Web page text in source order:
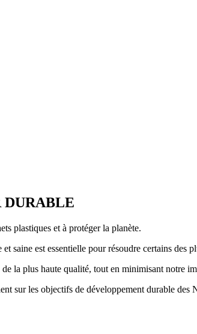
DURABLE
plastiques et à protéger la planète.
saine est essentielle pour résoudre certains des
la plus haute qualité, tout en minimisant notre
sur les objectifs de développement durable